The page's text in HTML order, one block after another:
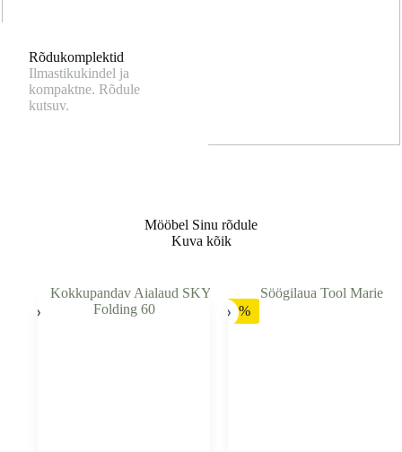
Rõdukomplektid
Ilmastikukindel ja
kompaktne. Rõdule
kutsuv.
Mööbel Sinu rõdule
Kuva kõik
-41%